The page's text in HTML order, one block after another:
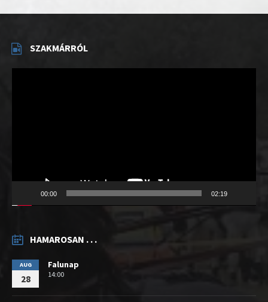
SZAKMÁRRÓL
00:00 02:19
HAMAROSAN . . .
AUG
28
Falunap
14:00